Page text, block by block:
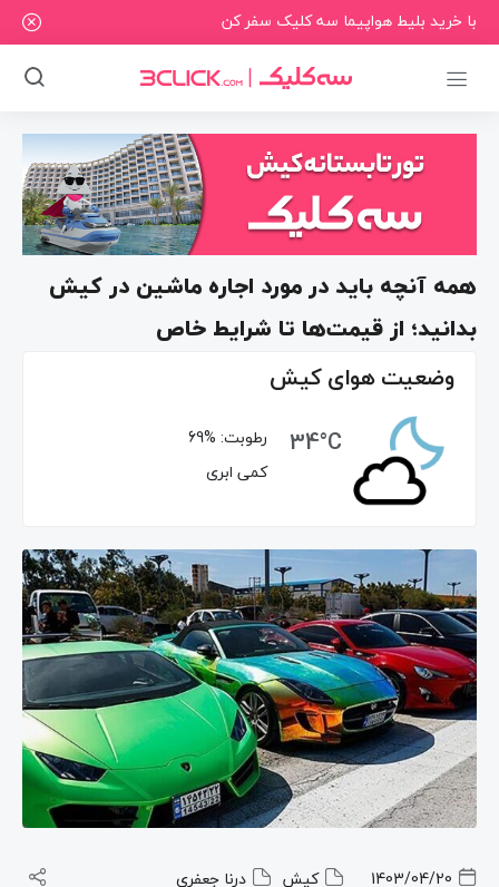
با خرید بلیط هواپیما سه کلیک سفر کن
همه آنچه باید در مورد اجاره ماشین در کیش
بدانید؛ از قیمت‌ها تا شرایط خاص
وضعیت هوای کیش
34°C
رطوبت: 69%
کمی ابری
1403/04/20 کیش درنا جعفری